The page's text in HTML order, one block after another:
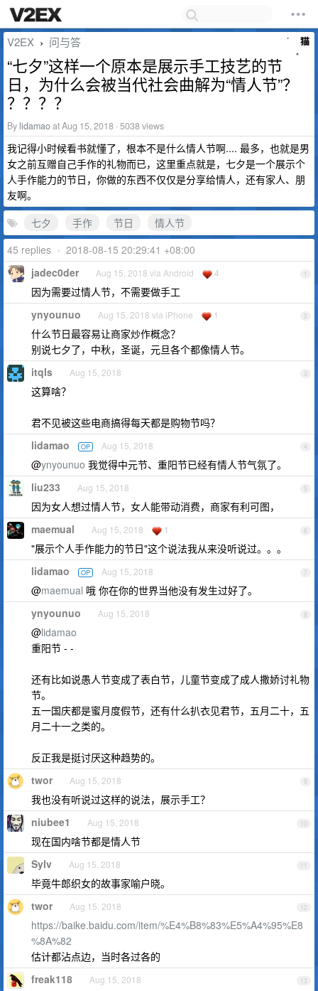
V2EX › 问与答
“七夕”这样一个原本是展示手工技艺的节
日，为什么会被当代社会曲解为“情人节”？
？？？？
By lidamaoat Aug 15, 2018 · 5038 views
我记得小时候看书就懂了，根本不是什么情人节啊.... 最多，也就是男
女之前互赠自己手作的礼物而已，这里重点就是，七夕是一个展示个
人手作能力的节日，你做的东西不仅仅是分享给情人，还有家人、朋
友啊。
七夕
手作 节日
情人节
45 replies • 2018-08-15 20:29:41 +08:00
1
jadec0der Aug 15, 2018 via Android 4
因为需要过情人节，不需要做手工
2
ynyounuo Aug 15, 2018 via iPhone 1
什么节日最容易让商家炒作概念？
别说七夕了，中秋，圣诞，元旦各个都像情人节。
3
itqls Aug 15, 2018
这算啥？
君不见被这些电商搞得每天都是购物节吗？
4
lidamao OP Aug 15, 2018
@ynyounuo 我觉得中元节、重阳节已经有情人节气氛了。
5
liu233 Aug 15, 2018
因为女人想过情人节，女人能带动消费，商家有利可图，
6
maemual Aug 15, 2018 1
"展示个人手作能力的节日"这个说法我从来没听说过。。。
7
lidamao OP Aug 15, 2018
@maemual 哦 你在你的世界当他没有发生过好了。
8
ynyounuo Aug 15, 2018
@lidamao
重阳节 - -
还有比如说愚人节变成了表白节，儿童节变成了成人撒娇讨礼物
节。
五一国庆都是蜜月度假节，还有什么扒衣见君节，五月二十，五
月二十一之类的。
反正我是挺讨厌这种趋势的。
9
twor Aug 15, 2018
我也没有听说过这样的说法，展示手工？
10
niubee1 Aug 15, 2018
现在国内啥节都是情人节
11
Sylv Aug 15, 2018
毕竟牛郎织女的故事家喻户晓。
12
twor Aug 15, 2018
https://baike.baidu.com/item/%E4%B8%83%E5%A4%95%E8
%8A%82
估计都沾点边，当时各过各的
13
freak118 Aug 15, 2018